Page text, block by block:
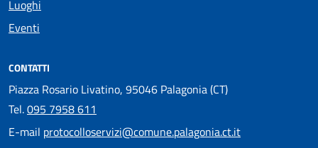
Luoghi
Eventi
CONTATTI
Piazza Rosario Livatino, 95046 Palagonia (CT)
Tel.095 7958 611
E-mail protocolloservizi@comune.palagonia.ct.it